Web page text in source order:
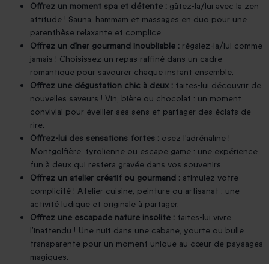
Offrez un moment spa et détente : gâtez-la/lui avec la zen
attitude ! Sauna, hammam et massages en duo pour une
parenthèse relaxante et complice.
Offrez un dîner gourmand inoubliable : régalez-la/lui comme
jamais ! Choisissez un repas raffiné dans un cadre
romantique pour savourer chaque instant ensemble.
Offrez une dégustation chic à deux : faites-lui découvrir de
nouvelles saveurs ! Vin, bière ou chocolat : un moment
convivial pour éveiller ses sens et partager des éclats de
rire.
Offrez-lui des sensations fortes : osez l’adrénaline !
Montgolfière, tyrolienne ou escape game : une expérience
fun à deux qui restera gravée dans vos souvenirs.
Offrez un atelier créatif ou gourmand : stimulez votre
complicité ! Atelier cuisine, peinture ou artisanat : une
activité ludique et originale à partager.
Offrez une escapade nature insolite : faites-lui vivre
l’inattendu ! Une nuit dans une cabane, yourte ou bulle
transparente pour un moment unique au cœur de paysages
magiques.